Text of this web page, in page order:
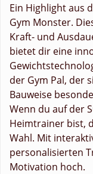
Ein Highlight aus
Gym Monster.
Kraft- und
bietet dir eine
der Gym Pal, der
Bauweise
Wenn du auf der
Heimtrainer bist,
Wahl. Mit
personalisierten
Motivation hoch.